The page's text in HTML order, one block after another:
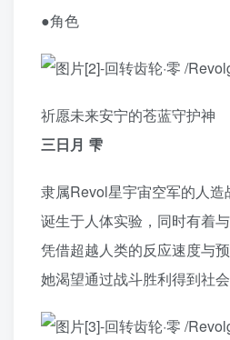
●角色
祈愿未来安宁的苍蓝守护神
三日月 雫
隶属Revol星宇宙空军的人造
诞生于人体实验，同时有着
凭借超越人类的反应速度与
她渴望通过战斗胜利得到社